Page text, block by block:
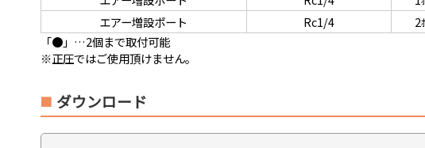
エアー増設ポート
Rc1/4 2
「●」…2個まで取付可能
※正圧ではご使用頂けません。
ダウンロード